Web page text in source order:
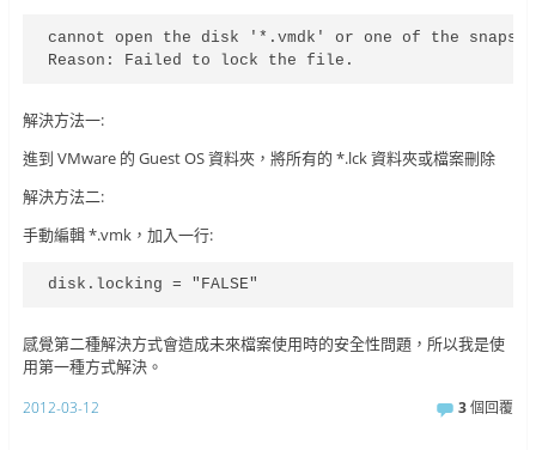
cannot open the disk '*.vmdk' or one of the
Reason: Failed to lock the file.
解決方法一:
進到 VMware 的 Guest OS 資料夾，將所有的 *.lck 資料夾或檔案刪除
解決方法二:
手動編輯 *.vmk，加入一行:
disk.locking = "FALSE"
感覺第二種解決方式會造成未來檔案使用時的安全性問題，所以我是使
用第一種方式解決。
2012-03-12 3個回覆